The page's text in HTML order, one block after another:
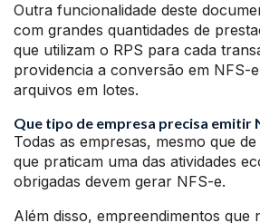
Outra funcionalidade deste
com grandes quantidades de
que utilizam o RPS para cada
providencia a conversão em NFS-
arquivos em lotes.
Que tipo de empresa precisa emitir
Todas as empresas, mesmo que
que praticam uma das atividades
obrigadas devem gerar NFS-e.
Além disso, empreendimentos que